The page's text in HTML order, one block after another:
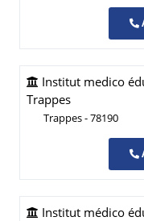
Institut medico
Trappes
Trappes - 78190
Institut médico